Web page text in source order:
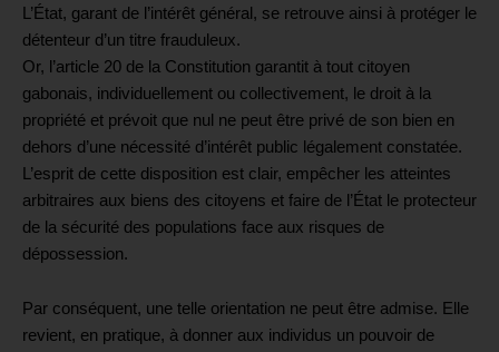
L’État, garant de l’intérêt général, se retrouve ainsi à protéger le
détenteur d’un titre frauduleux.
Or, l’article 20 de la Constitution garantit à tout citoyen
gabonais, individuellement ou collectivement, le droit à la
propriété et prévoit que nul ne peut être privé de son bien en
dehors d’une nécessité d’intérêt public légalement constatée.
L’esprit de cette disposition est clair, empêcher les atteintes
arbitraires aux biens des citoyens et faire de l’État le protecteur
de la sécurité des populations face aux risques de
dépossession.
Par conséquent, une telle orientation ne peut être admise. Elle
revient, en pratique, à donner aux individus un pouvoir de